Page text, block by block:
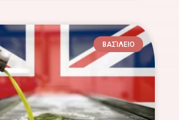
ΒΑΣΊΛΕΙΟ